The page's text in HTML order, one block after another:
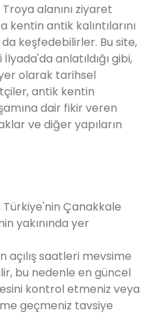
alanını ziyaret
kentin antik kalıntılarını
da keşfedebilirler. Bu site,
anlatıldığı gibi,
olarak tarihsel
antik kentin
dair fikir veren
ve diğer yapıların
Türkiye'nin Çanakkale
yakınında yer
açılış saatleri mevsime
bu nedenle en güncel
kontrol etmeniz veya
geçmeniz tavsiye